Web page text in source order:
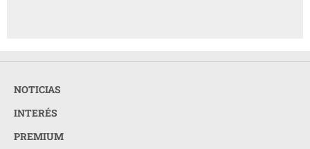
NOTICIAS
INTERÉS
PREMIUM